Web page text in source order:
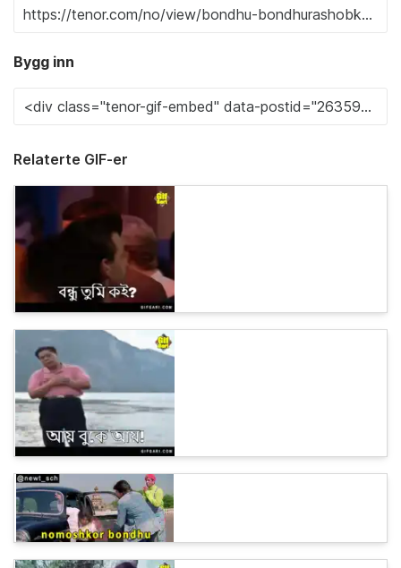
Bygg inn
Relaterte GIF-er